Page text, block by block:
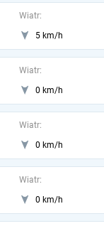
Wiatr:
5 km/h
Wiatr:
0 km/h
Wiatr:
0 km/h
Wiatr:
0 km/h